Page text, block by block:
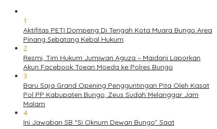
1
Aktifitas PETI Dompeng Di Tengah Kota Muara Bungo Area
Pinang Sebatang Kebal Hukum
2
Resmi, Tim Hukum Jumiwan Aguza – Maidani Laporkan
Akun Facebook Toean Moeda ke Polres Bungo
3
Baru Saja Grand Opening Pengguntingan Pita Oleh Kasat
Pol PP Kabupaten Bungo, Zeus Sudah Melanggar Jam
Malam
4
Ini Jawaban SB “Si Oknum Dewan Bungo” Saat